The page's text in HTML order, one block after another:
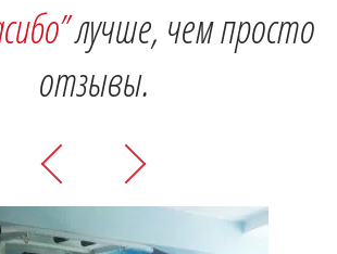
лучше, чем просто
отзывы.